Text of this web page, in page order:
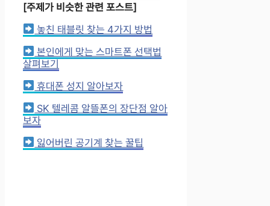
[주제가 비슷한 관련 포스트]
놓친 태블릿 찾는 4가지 방법
본인에게 맞는 스마트폰 선택법
살펴보기
휴대폰 성지 알아보자
SK 텔레콤 알뜰폰의 장단점 알아
보자
잃어버린 공기계 찾는 꿀팁